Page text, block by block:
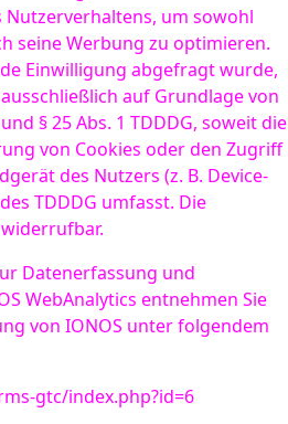
Nutzerverhaltens, um sowohl
seine Werbung zu optimieren.
Einwilligung abgefragt wurde,
auf Grundlage von
§ 25 Abs. 1 TDDDG, soweit die
von Cookies oder den Zugriff
des Nutzers (z. B. Device-
TDDDG umfasst. Die
Datenerfassung und
WebAnalytics entnehmen Sie
von IONOS unter folgendem
gtc/index.php?id=6